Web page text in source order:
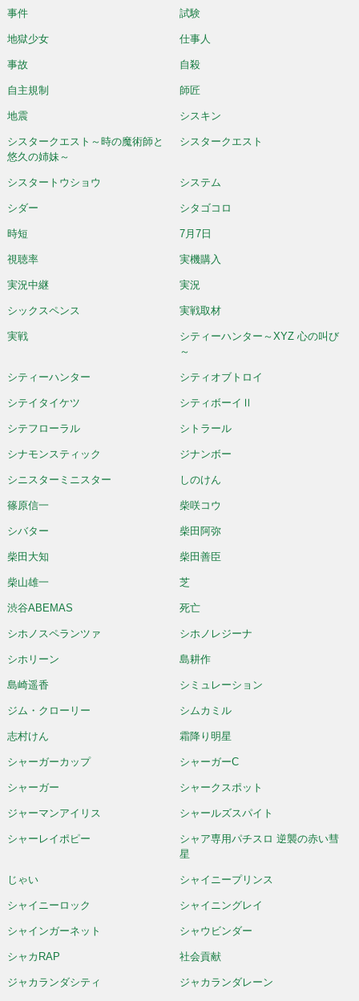
事件 試験
地獄少女 仕事人
事故 自殺
自主規制 師匠
地震 シスキン
シスタークエスト～時の魔術師と
悠久の姉妹～
シスタークエスト
シスタートウショウ システム
シダー シタゴコロ
時短 7月7日
視聴率 実機購入
実況中継 実況
シックスペンス 実戦取材
実戦
シティーハンター～XYZ 心の叫び
～
シティーハンター シティオブトロイ
シテイタイケツ シティボーイⅡ
シテフローラル シトラール
シナモンスティック ジナンボー
シニスターミニスター しのけん
篠原信一 柴咲コウ
シバター 柴田阿弥
柴田大知 柴田善臣
柴山雄一 芝
渋谷ABEMAS 死亡
シホノスペランツァ シホノレジーナ
シホリーン 島耕作
島崎遥香 シミュレーション
ジム・クローリー シムカミル
志村けん 霜降り明星
シャーガーカップ シャーガーC
シャーガー シャークスポット
ジャーマンアイリス シャールズスパイト
シャーレイポピー
シャア専用パチスロ 逆襲の赤い彗
星
じゃい シャイニープリンス
シャイニーロック シャイニングレイ
シャインガーネット シャウビンダー
シャカRAP 社会貢献
ジャカランダシティ ジャカランダレーン